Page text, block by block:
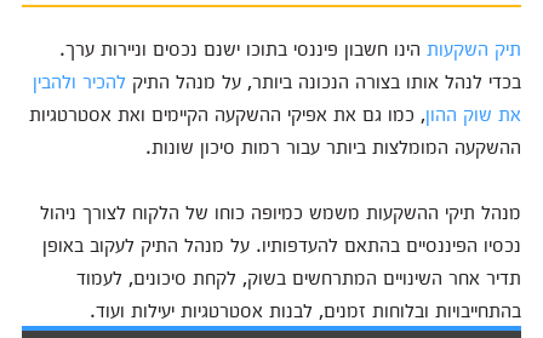
תיק השקעותהינו חשבון פיננסי בתוכו ישנם נכסים וניירות ערך.
בכדי לנהל אותו בצורה הנכונה ביותר, על מנהל התיק להכיר ולהבין
את שוק ההון, כמו גם את אפיקי ההשקעה הקיימים ואת אסטרטגיות
ההשקעה המומלצות ביותר עבור רמות סיכון שונות.
מנהל תיקי ההשקעות משמש כמיופה כוחו של הלקוח לצורך ניהול
נכסיו הפיננסיים בהתאם להעדפותיו. על מנהל התיק לעקוב באופן
תדיר אחר השינויים המתרחשים בשוק, לקחת סיכונים, לעמוד
בהתחייבויות ובלוחות זמנים, לבנות אסטרטגיות יעילות ועוד.